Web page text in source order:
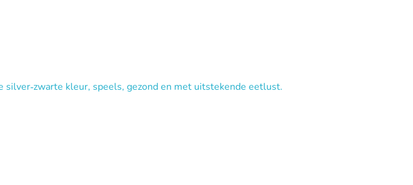
silver‑zwarte kleur, speels, gezond en met uitstekende eetlust.